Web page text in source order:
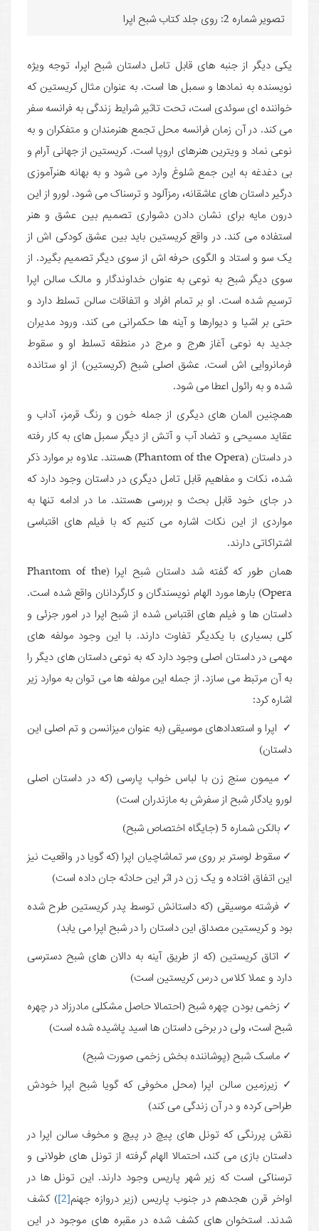
تصویر شماره 2: روی جلد کتاب شبح اپرا
یکی دیگر از جنبه های قابل تامل داستان شبح اپرا، توجه ویژه
نویسنده به نمادها و سمبل ها است. به عنوان مثال کریستین که
خواننده ای سوئدی است، تحت تاثیر شرایط زندگی به فرانسه سفر
می کند. در آن زمان فرانسه محل تجمع هنرمندان و متفکران و به
نوعی نماد و ویترین هنرهای اروپا است. کریستین از جهانی آرام و
بی دغدغه به این جمع شلوغ وارد می شود و به بهانه هنرآموزی
درگیر داستان های عاشقانه، رمزآلود و ترسناک می شود. لورو از این
درون مایه برای نشان دادن دشواری تصمیم بین عشق و هنر
استفاده می کند. در واقع کریستین باید بین عشق کودکی اش از
یک سو و استاد و الگوی حرفه اش از سوی دیگر تصمیم بگیرد. از
سوی دیگر شبح به نوعی به عنوان خداوندگار و مالک سالن اپرا
ترسیم شده است. او بر تمام افراد و اتفاقات سالن تسلط دارد و
حتی بر اشیا و دیوارها و آینه ها حکمرانی می کند. ورود مدیران
جدید به نوعی آغاز هرج و مرج در منطقه تسلط او و سقوط
فرمانروایی اش است. عشق اصلی شبح (کریستین) از او ستانده
شده و به رائول اعطا می شود.
همچنین المان های دیگری از جمله خون و رنگ قرمز، آداب و
عقاید مسیحی و تضاد آب و آتش از دیگر سمبل های به کار رفته
در داستان (Phantom of the Opera) هستند. علاوه بر موارد ذکر
شده، نکات و مفاهیم قابل تامل دیگری در داستان وجود دارد که
در جای خود قابل بحث و بررسی هستند. ما در ادامه تنها به
مواردی از این نکات اشاره می کنیم که با فیلم های اقتباسی
اشتراکاتی دارند.
همان طور که گفته شد داستان شبح اپرا (Phantom of the
Opera) بارها مورد الهام نویسندگان و کارگردانان واقع شده است.
داستان ها و فیلم های اقتباس شده از شبح اپرا در امور جزئی و
کلی بسیاری با یکدیگر تفاوت دارند. با این وجود مولفه های
مهمی در داستان اصلی وجود دارد که به نوعی داستان های دیگر را
به آن مرتبط می سازد. از جمله این مولفه ها می توان به موارد زیر
اشاره کرد:
✓ اپرا و استعدادهای موسیقی (به عنوان میزانسن و تم اصلی این
داستان)
✓ میمون سنج زن با لباس خواب پارسی (که در داستان اصلی
لورو یادگار شبح از سفرش به مازندران است)
✓ بالکن شماره 5 (جایگاه اختصاص شبح)
✓ سقوط لوستر بر روی سر تماشاچیان اپرا (که گویا در واقعیت نیز
این اتفاق افتاده و یک زن در اثر این حادثه جان داده است)
✓ فرشته موسیقی (که داستانش توسط پدر کریستین طرح شده
بود و کریستین مصداق این داستان را در شبح اپرا می یابد)
✓ اتاق کریستین (که از طریق آینه به دالان های شبح دسترسی
دارد و عملا کلاس درس کریستین است)
✓ زخمی بودن چهره شبح (احتمالا حاصل مشکلی مادرزاد در چهره
شبح است، ولی در برخی داستان ها اسید پاشیده شده است)
✓ ماسک شبح (پوشاننده بخش زخمی صورت شبح)
✓ زیرزمین سالن اپرا (محل مخوفی که گویا شبح اپرا خودش
طراحی کرده و در آن زندگی می کند)
نقش پررنگی که تونل های پیچ در پیچ و مخوف سالن اپرا در
داستان بازی می کند، احتمالا الهام گرفته از تونل های طولانی و
ترسناکی است که زیر شهر پاریس وجود دارند. این تونل ها در
اواخر قرن هجدهم در جنوب پاریس (زیر دروازه جهنم[2]
) کشف
شدند. استخوان های کشف شده در مقبره های موجود در این